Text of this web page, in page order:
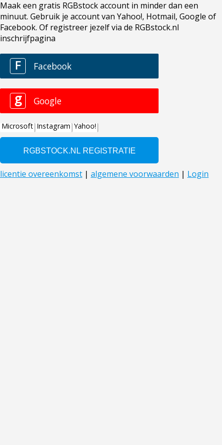
Maak een gratis RGBstock account in minder dan een
minuut. Gebruik je account van Yahoo!, Hotmail, Google of
Facebook. Of registreer jezelf via de RGBstock.nl
inschrijfpagina
F Facebook
g Google
Microsoft Instagram Yahoo!
licentie overeenkomst | algemene voorwaarden | Login